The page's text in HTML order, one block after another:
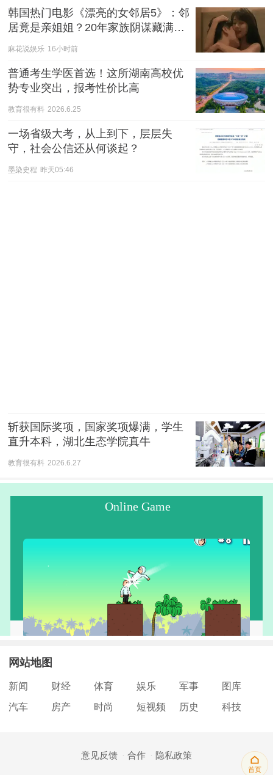
首页
韩国热门电影《漂亮的女邻居5》：邻
居竟是亲姐姐？20年家族阴谋藏满细
节
麻花说娱乐 16小时前
普通考生学医首选！这所湖南高校优
势专业突出，报考性价比高
教育很有料 2026.6.25
一场省级大考，从上到下，层层失
守，社会公信还从何谈起？
墨染史程 昨天05:46
斩获国际奖项，国家奖项爆满，学生
直升本科，湖北生态学院真牛
教育很有料 2026.6.27
网站地图
新闻 财经 体育 娱乐 军事
图库
汽车
房产 时尚 短视频 历史 科技
意见反馈 合作 隐私政策